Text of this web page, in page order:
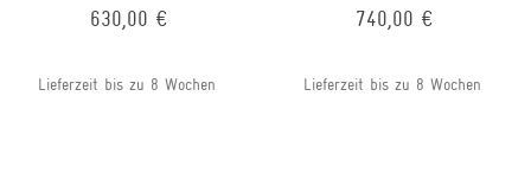
630,00 €
Lieferzeit bis zu 8 Wochen
740,00 €
Lieferzeit bis zu 8 Wochen